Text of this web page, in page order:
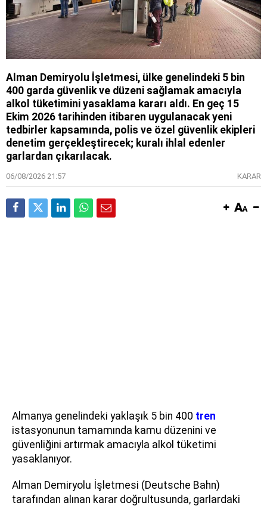
Alman Demiryolu İşletmesi, ülke genelindeki 5 bin
400 garda güvenlik ve düzeni sağlamak amacıyla
alkol tüketimini yasaklama kararı aldı. En geç 15
Ekim 2026 tarihinden itibaren uygulanacak yeni
tedbirler kapsamında, polis ve özel güvenlik ekipleri
denetim gerçekleştirecek; kuralı ihlal edenler
garlardan çıkarılacak.
06/08/2026 21:57 KARAR
Almanya genelindeki yaklaşık 5 bin 400 tren
istasyonunun tamamında kamu düzenini ve
güvenliğini artırmak amacıyla alkol tüketimi
yasaklanıyor.
Alman Demiryolu İşletmesi (Deutsche Bahn)
tarafından alınan karar doğrultusunda, garlardaki